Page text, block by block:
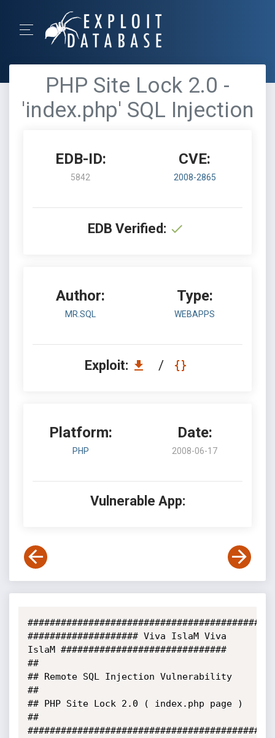
PHP Site Lock 2.0 -
'index.php' SQL Injection
EDB-ID:
5842
CVE:
2008-2865
EDB Verified:
Author:
MR.SQL
Type:
WEBAPPS
Exploit: /
Platform:
PHP
Date:
2008-06-17
Vulnerable App:
#################### Viva IslaM Viva
IslaM ##############################
##
## Remote SQL Injection Vulnerability
##
## PHP Site Lock 2.0 ( index.php page )
##